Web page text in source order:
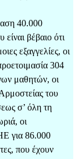
40.000
βέβαιο ότι
εξαγγελίες, οι
304
μαθητών, οι
του
σ’ όλη τη
οι
για 86.000
που έχουν